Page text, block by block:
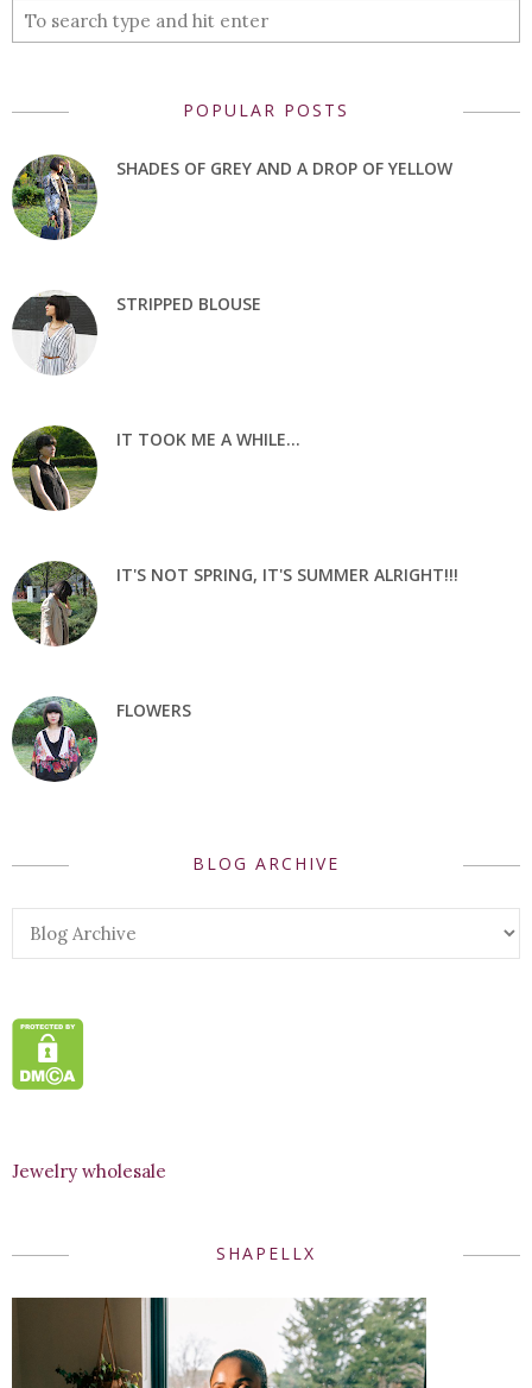
POPULAR POSTS
SHADES OF GREY AND A DROP OF YELLOW
STRIPPED BLOUSE
IT TOOK ME A WHILE...
IT'S NOT SPRING, IT'S SUMMER ALRIGHT!!!
FLOWERS
BLOG ARCHIVE
Jewelry wholesale
SHAPELLX